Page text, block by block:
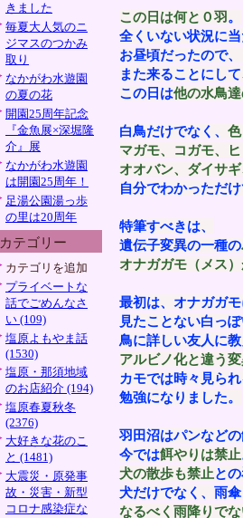
きました
毎夏大人気のニ
ジマスのつかみ
取り
なかがわ水遊園
の夏の花
開園25周年記念
『金魚展×深堀隆
介』展
なかがわ水遊園
は開園25周年！
足湯公園湯っ歩
の里は20周年
カテゴリー
カテゴリを追加
プライベートな
話でごめんなさ
い (109)
塩原よもやま話
(1530)
塩原・那須地域
のお店紹介 (194)
塩原春夏秋冬
(2376)
大好きな花のこ
と (1481)
大震災・原発事
故・災害・新型
コロナ感染症な
この日は何と０羽 。
全くいない状況に
お昼頃だったので
また来ることにし
この日は他の水鳥
白鳥だけでなく、
マガモ、コガモ、
オオバン、ダイサ
自分でわかっただ
特筆すべきは、
遺伝子変異の一種の
オナガガモ（メス
最初は、オナガガ
見たことない白っ
鳥に詳しい友人に
アルビノ化と違う
カモでは時々見ら
勉強になりました。
羽田沼はパンなど
今では餌やりは禁止
犬の散歩も禁止と
犬だけでなく、雨
なるべく雨降りで